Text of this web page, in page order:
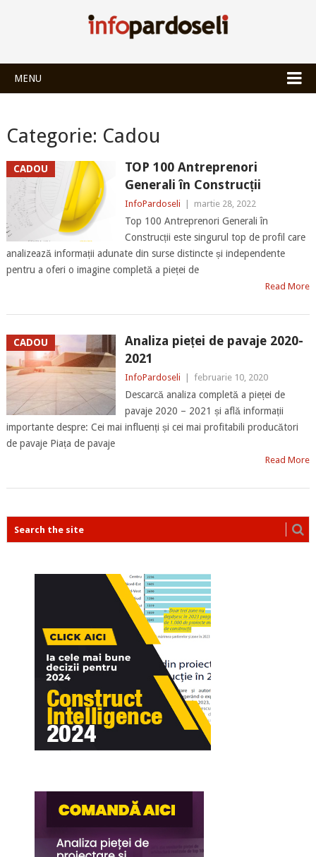
MENU
Categorie: Cadou
CADOU
TOP 100 Antreprenori
Generali în Construcții
InfoPardoseli martie 28, 2022
Top 100 Antreprenori Generali în
Construcții este singurul top de profil care
analizează informații adunate din surse distincte și independente
pentru a oferi o imagine completă a pieței de
Read More
CADOU
Analiza pieței de pavaje 2020-
2021
InfoPardoseli februarie 10, 2020
Descarcă analiza completă a pieței de
pavaje 2020 – 2021 și află informații
importante despre: Cei mai influenți și cei mai profitabili producători
de pavaje Piața de pavaje
Read More
POSTS
NAVIGATION